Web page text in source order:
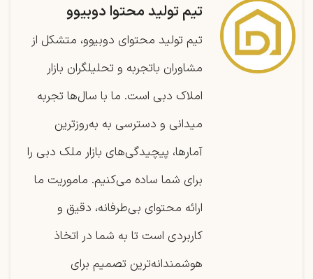
تیم تولید محتوا دوبیوو
تیم تولید محتوای دوبیوو، متشکل از
مشاوران باتجربه و تحلیلگران بازار
املاک دبی است. ما با سال‌ها تجربه
میدانی و دسترسی به به‌روزترین
آمارها، پیچیدگی‌های بازار ملک دبی را
برای شما ساده می‌کنیم. ماموریت ما
ارائه محتوای بی‌طرفانه، دقیق و
کاربردی است تا به شما در اتخاذ
هوشمندانه‌ترین تصمیم برای